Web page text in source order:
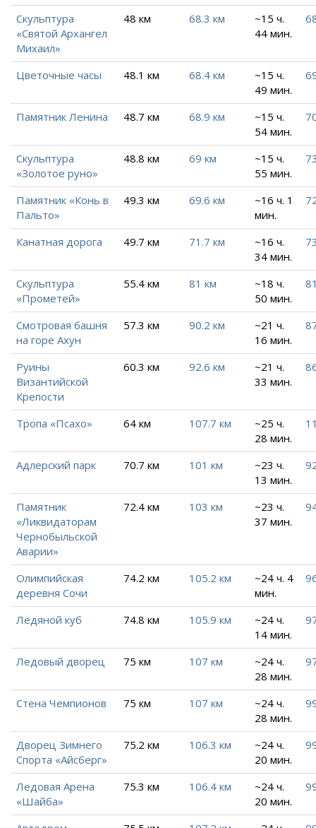
Скульптура
«Святой Архангел
Михаил»
48 км 68.3 км
~15 ч.
44 мин.
Цветочные часы 48.1 км 68.4 км
~15 ч.
49 мин.
Памятник Ленина 48.7 км 68.9 км
~15 ч.
54 мин.
Скульптура
«Золотое руно»
48.8 км 69 км
~15 ч.
55 мин.
Памятник «Конь в
Пальто»
49.3 км 69.6 км
~16 ч. 1
мин.
Канатная дорога 49.7 км 71.7 км
~16 ч.
34 мин.
Скульптура
«Прометей»
55.4 км 81 км
~18 ч.
50 мин.
Смотровая башня
на горе Ахун
57.3 км 90.2 км
~21 ч.
16 мин.
Руины
Византийской
Крепости
60.3 км 92.6 км
~21 ч.
33 мин.
Тропа «Псахо» 64 км 107.7 км
~25 ч.
28 мин.
Адлерский парк 70.7 км 101 км
~23 ч.
13 мин.
Памятник
«Ликвидаторам
Чернобыльской
Аварии»
72.4 км 103 км
~23 ч.
37 мин.
Олимпийская
деревня Сочи
74.2 км 105.2 км
~24 ч. 4
мин.
Ледяной куб 74.8 км 105.9 км
~24 ч.
14 мин.
Ледовый дворец 75 км 107 км
~24 ч.
28 мин.
Стена Чемпионов 75 км 107 км
~24 ч.
28 мин.
Дворец Зимнего
Спорта «Айсберг»
75.2 км 106.3 км
~24 ч.
20 мин.
Ледовая Арена
«Шайба»
75.3 км 106.4 км
~24 ч.
20 мин.